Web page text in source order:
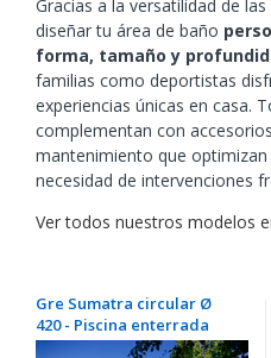
Gracias a la versatilidad de
diseñar tu área de baño
forma, tamaño y
familias como deportistas
experiencias únicas en casa.
complementan con
mantenimiento que
necesidad de intervenciones
Ver todos nuestros modelos
Gre Sumatra circular Ø
420 - Piscina enterrada